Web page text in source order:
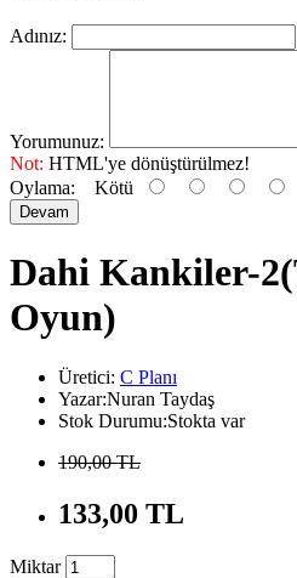
Adınız:
Yorumunuz:
Not: HTML'ye dönüştürülmez!
Oylama: Kötü
Devam
Dahi Kankiler-
Oyun)
Üretici: C Planı
Yazar:Nuran Taydaş
Stok Durumu:Stokta var
190,00 TL
133,00 TL
Miktar